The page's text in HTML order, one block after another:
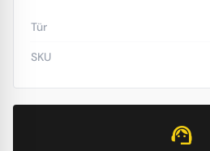
Tür
SKU
support_agent